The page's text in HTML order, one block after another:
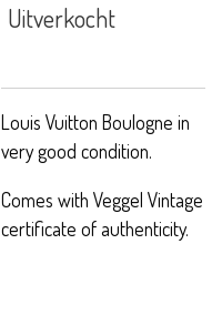
Uitverkocht
Louis Vuitton Boulogne in
very good condition.
Comes with Veggel Vintage
certificate of authenticity.